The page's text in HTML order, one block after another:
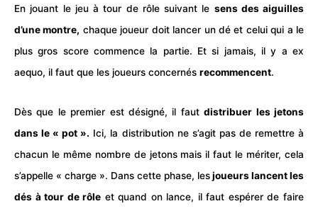
En jouant le jeu à tour de rôle suivant le sens des aiguilles
d’une montre, chaque joueur doit lancer un dé et celui qui a le
plus gros score commence la partie. Et si jamais, il y a ex
aequo, il faut que les joueurs concernés recommencent.
Dès que le premier est désigné, il fautdistribuer les jetons
dans le « pot ». Ici, la distribution ne s’agit pas de remettre à
chacun le même nombre de jetons mais il faut le mériter, cela
s’appelle « charge ». Dans cette phase, lesjoueurs lancent les
dés à tour de rôle et quand on lance, il faut espérer de faire